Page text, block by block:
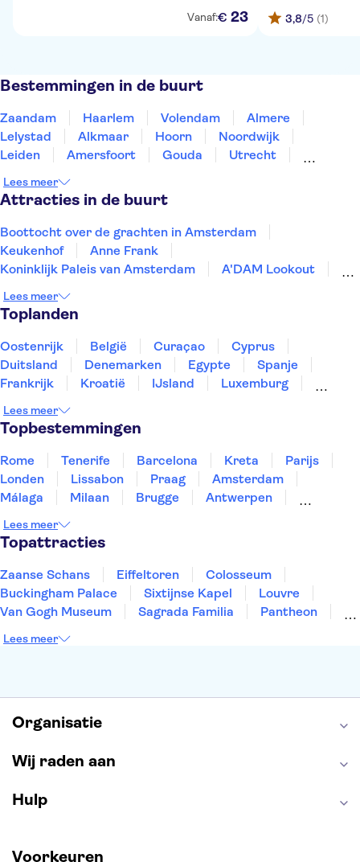
Vanaf:€ 23 3,8/5 (1)
Bestemmingen in de buurt
Zaandam Haarlem Volendam
Almere
Lelystad
Alkmaar Hoorn
Noordwijk
Leiden
Amersfoort Gouda
Utrecht
Lees meer
Attracties in de buurt
Boottocht over de grachten in Amsterdam
Keukenhof
Anne Frank
Koninklijk Paleis van Amsterdam
A'DAM Lookout
AMAZE
De Wallen
Lees meer
Toplanden
Oostenrijk België Curaçao
Cyprus
Duitsland
Denemarken Egypte
Spanje
Frankrijk
Kroatië IJsland
Luxemburg
Slovenië
Thailand
Lees meer
Topbestemmingen
Rome Tenerife Barcelona Kreta
Parijs
Londen
Lissabon Praag
Amsterdam
Málaga
Milaan Brugge
Antwerpen
Eindhoven
Lees meer
Topattracties
Zaanse Schans Eiffeltoren
Colosseum
Buckingham Palace
Sixtijnse Kapel
Louvre
Van Gogh Museum
Sagrada Familia
Pantheon
Keukenhof
Lees meer
Organisatie
Wij raden aan
Hulp
Voorkeuren